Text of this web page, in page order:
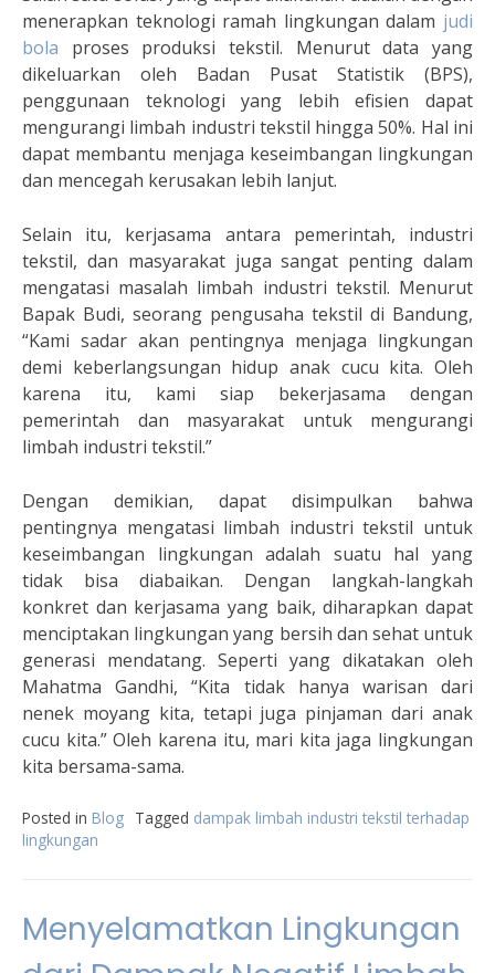
menerapkan teknologi ramah lingkungan dalam judi
bola proses produksi tekstil. Menurut data yang
dikeluarkan oleh Badan Pusat Statistik (BPS),
penggunaan teknologi yang lebih efisien dapat
mengurangi limbah industri tekstil hingga 50%. Hal ini
dapat membantu menjaga keseimbangan lingkungan
dan mencegah kerusakan lebih lanjut.
Selain itu, kerjasama antara pemerintah, industri
tekstil, dan masyarakat juga sangat penting dalam
mengatasi masalah limbah industri tekstil. Menurut
Bapak Budi, seorang pengusaha tekstil di Bandung,
“Kami sadar akan pentingnya menjaga lingkungan
demi keberlangsungan hidup anak cucu kita. Oleh
karena itu, kami siap bekerjasama dengan
pemerintah dan masyarakat untuk mengurangi
limbah industri tekstil.”
Dengan demikian, dapat disimpulkan bahwa
pentingnya mengatasi limbah industri tekstil untuk
keseimbangan lingkungan adalah suatu hal yang
tidak bisa diabaikan. Dengan langkah-langkah
konkret dan kerjasama yang baik, diharapkan dapat
menciptakan lingkungan yang bersih dan sehat untuk
generasi mendatang. Seperti yang dikatakan oleh
Mahatma Gandhi, “Kita tidak hanya warisan dari
nenek moyang kita, tetapi juga pinjaman dari anak
cucu kita.” Oleh karena itu, mari kita jaga lingkungan
kita bersama-sama.
Posted in Blog Tagged dampak limbah industri tekstil terhadap
lingkungan
Menyelamatkan Lingkungan